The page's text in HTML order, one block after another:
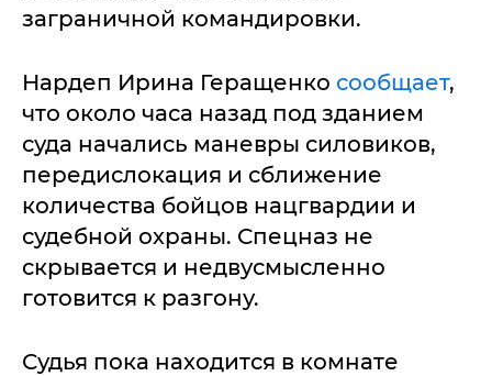
заграничной командировки.
Нардеп Ирина Геращенко сообщает,
что около часа назад под зданием
суда начались маневры силовиков,
передислокация и сближение
количества бойцов нацгвардии и
судебной охраны. Спецназ не
скрывается и недвусмысленно
готовится к разгону.
Судья пока находится в комнате